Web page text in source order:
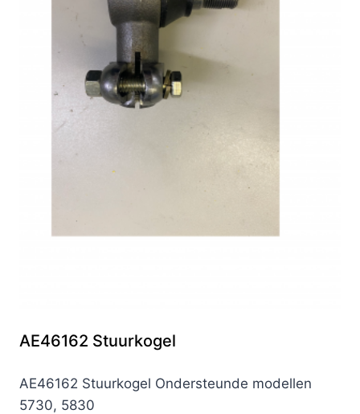
AE46162 Stuurkogel
AE46162 Stuurkogel Ondersteunde modellen
5730, 5830